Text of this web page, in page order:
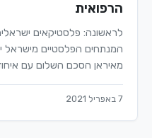
הרפואית
לראשונה: פלסטיקאים
המנתחים הפלסטיים מישראל
מאיראן הסכם השלום עם
7 באפריל 2021